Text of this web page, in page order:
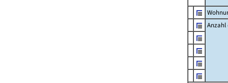
Anzahl